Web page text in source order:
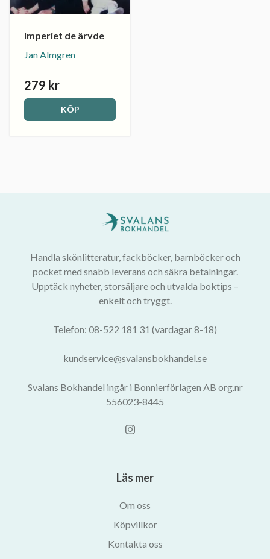
Imperiet de ärvde
Jan Almgren
279 kr
KÖP
Handla skönlitteratur, fackböcker, barnböcker och
pocket med snabb leverans och säkra betalningar.
Upptäck nyheter, storsäljare och utvalda boktips –
enkelt och tryggt.
Telefon: 08-522 181 31 (vardagar 8-18)
kundservice@svalansbokhandel.se
Svalans Bokhandel ingår i Bonnierförlagen AB org.nr
556023-8445
Läs mer
Om oss
Köpvillkor
Kontakta oss